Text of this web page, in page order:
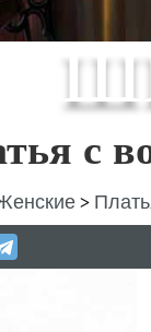
с
>